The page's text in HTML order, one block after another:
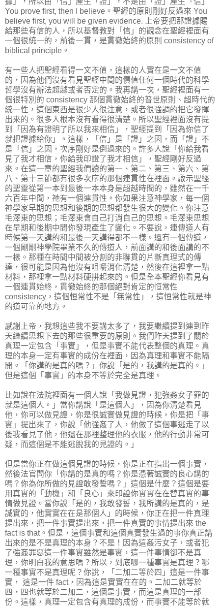
You prove first, then I believe。聖經的原則剛好反過來 You
believe first, you will be given evidence. 上帝要把那證據賜
給那些有信的人，所以基督教對「信」的觀念在聖經裡面有
一個很統一的，前後一貫，是貫徹始終的原則 consistency of
biblical principle。
有一些人把聖經看得一文不值，這樣的人實在是一文不值
的，因為他們沒有看見聖經中間的價值任何一個時代的科學
哲學沒有辦法超越或者否定的。我再講一次，聖經裡面有一
個很特別的 consistency 那個貫徹始終的普世原則、超時代的
統一性，這個東西是很少人很注意，或者很強調的把它發揮
出來的。很多人根本沒有看得很清楚。所以聖經裡面沒有提
到「因為有證明了所以我來相信」，聖經提到「因為你信了
就把證據給你」。這樣，「信」是「證」之因，而「證」不
是「信」之因，次序剛好是倒過來的。許多人說「你給我看
見了我才相信，你給我印證了我才相信」，聖經剛好反過
來。在這一章的聖經我們讀的第一、第二、第三、第六、第
八、第十三節都有很多次序的那個連貫性在裡面。啟示聖經
的聖靈從第一本到最後一本本身是超越時間的，雖然在一千
六百年中間，祂有一個連貫性。你如果注意神學家，每一個
神學家早期的思想和後期的思想都發生很大的變化。你注意
毛澤東的思想；毛澤東會自己打消自己的思想。毛澤東思想
在早期和後期中間你發現產生了變化。不要說，連傳道人有
時候第一天講的和最後一天講得都不一樣。還有一個傳道，
一個剛剛神學院畢業不久的傳道人，前面講的和後面講的不
一樣。那種在時間中間被分割的非聯貫的片斷真理式的傳
達，很可能是因為他沒有咀嚼消化清楚，然後在這裡拿一點
材料，那裡拿一點材料硬拼起來的。但是全本聖經你看見有
一個連貫始終，貫徹始終的那個絕對肯定的恒常性
consistency，這個恒常性不是「無常性」，這恒常性就是神
的道可靠的地方。
感謝上帝，我想這些我不要講太多了，我要繼續提到連到昨
天繼續思想下去的那些很重要的原則。我們昨天提到了關於
真理一定包含「事實」，但是事實不能代表整個的真理。真
理的本身一定有事實的成份在裡面，因為真理和事實不能隔
開。「你講的是真的嗎？」你說「是的，我講的是真的。」
但是這個「事實」的本身不等於完全是真理。
比如說在法院裡面有一個人說「我做見證，犯強姦女子罪的
就是這個人。」當你講說「是這個人」，因為你清楚看見
他，你可以做見證，你是很誠實做見證的時候，你是把「事
實」提出來了，你說「他強姦了人，他做了這個事逃走了以
後我看見了他，他還在那裡整理他的衣服，他的行動非常可
疑，而這個是不能逃脫我的見證的。」
但是當你正在做這個見證的時候，你是正在指出一個事實，
然後法官問你「你講的是真的嗎？你是憑著誠實的良心講的
嗎？你為你所做的見證敢發誓嗎？」這個是什麼？這個是要
用真實的「動機」和「良心」來印證你實實在在替真實的事
情做見證。當你說「是的，我敢發誓，我所講的是真的，是
誠實的，他實實在在是那個人」的時候，你正在把一件真理
提出來，把一件事實提出來，把一件真實的事情提出來 the
fact is that。但是，這個事實和這個真實發生過的事你真正講
出來的是不是真理的本身？不是！因為這姦污女子，或者犯
了強姦罪惡這一件事實雖然是事實，這一件事情卻不是真
理，你明白我的意思嗎？所以，到底哪一種事實是真理？哪
一種事實不是真理呢？你說，「二加二等於四」這是一件事
實， 這是一件 fact，因為這是實實在在的。二加二就等於
四，四也就等於二加二，這個是事實，而這是真理的一部
份。這樣，真理一定包含有真理的成份，而事實不能等於就